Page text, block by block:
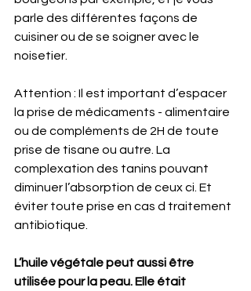
parle des différentes façons de
cuisiner ou de se soigner avec le
noisetier.
Attention : Il est important d’espacer
la prise de médicaments - alimentaire
ou de compléments de 2H de toute
prise de tisane ou autre. La
complexation des tanins pouvant
diminuer l’absorption de ceux ci. Et
éviter toute prise en cas d traitement
antibiotique.
L’huile végétale peut aussi être
utilisée pour la peau. Elle était